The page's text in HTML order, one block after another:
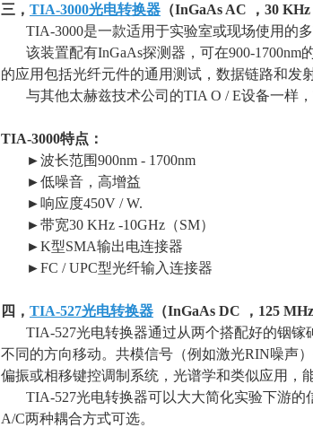
三， TIA-3000光电转换器 （InGaAs AC ， 30 KHz
TIA-3000是一款适用于实验室或现场使用的多
该装置配有InGaAs探测器，可在900-1700nm
的应用包括光纤元件的通用测试，数据链路和发
与其他太赫兹技术公司的TIA O / E设备一样，
TIA-3000特点：
►波长范围900nm - 1700nm
►低噪音，高增益
►响应度450V / W.
►带宽30 KHz -10GHz （SM）
►K型SMA输出电连接器
►FC / UPC型光纤输入连接器
四， TIA-527光电转换器 （InGaAs DC ， 125 MHz
TIA-527光电转换器通过从两个搭配好的铟
不同的方向移动。共模信号（例如激光RIN噪声
偏振或相移键控调制系统，光谱学和类似应用，
TIA-527光电转换器可以大大简化实验下游的
A/C两种耦合方式可选。